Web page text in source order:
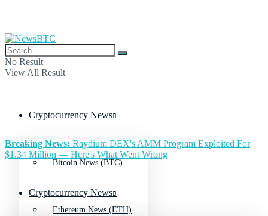
No Result
View All Result
Cryptocurrency News
Bitcoin News (BTC)
Ethereum News (ETH)
Breaking News: Raydium DEX's AMM Program Exploited For
$1.34 Million — Here's What Went Wrong
Cryptocurrency News